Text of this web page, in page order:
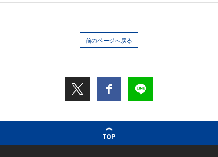
前のページへ戻る
TOP